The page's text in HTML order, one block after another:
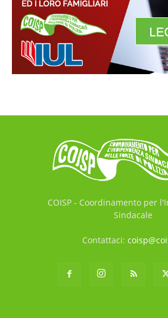
COISP - Coordinamento per
Sindacale
Contattaci: